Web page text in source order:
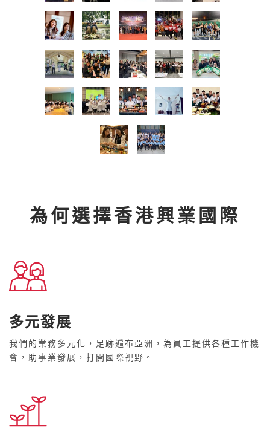
為何選擇香港興業國際
多元發展
我們的業務多元化，足跡遍布亞洲，為員工提供各種工作機
會，助事業發展，打開國際視野。